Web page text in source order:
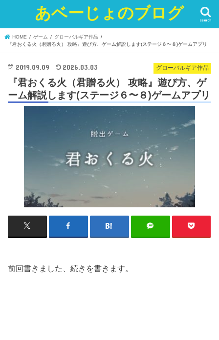
あベーじょのブログ search
HOME ゲーム
グローバルギア作品
『君おくる火（君贈る火） 攻略』遊び方、ゲーム解説します(ステージ６〜８)ゲームアプリ
グローバルギア作品
2019.09.09 2026.03.03
『君おくる火（君贈る火） 攻略』遊び方、ゲ
ーム解説します(ステージ６〜８)ゲームアプリ
前回書きました、続きを書きます。